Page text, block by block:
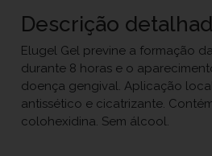
Descrição
Elugel Gel previne a formação
durante 8 horas e o
doença gengival. Aplicação
antissético e cicatrizante.
colohexidina. Sem álcool.